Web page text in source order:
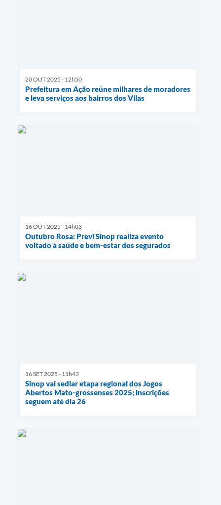
20 OUT 2025 - 12h50
Prefeitura em Ação reúne milhares de moradores
e leva serviços aos bairros dos Vilas
16 OUT 2025 - 14h03
Outubro Rosa: Previ Sinop realiza evento
voltado à saúde e bem-estar dos segurados
16 SET 2025 - 11h43
Sinop vai sediar etapa regional dos Jogos
Abertos Mato-grossenses 2025; inscrições
seguem até dia 26